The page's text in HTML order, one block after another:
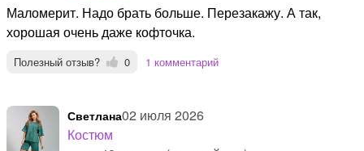
Маломерит. Надо брать больше. Перезакажу. А так,
хорошая очень даже кофточка.
Полезный отзыв? 0 1 комментарий
Светлана02 июля 2026
Костюм